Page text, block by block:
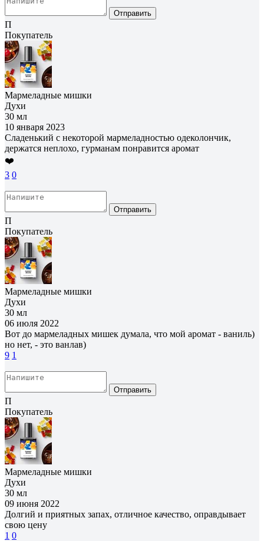
Отправить
П
Покупатель
Мармеладные мишки
Духи
30 мл
10 января 2023
Сладенький с некоторой мармеладностью одеколончик,
держатся неплохо, гурманам понравится аромат
❤️
3 0
Отправить
П
Покупатель
Мармеладные мишки
Духи
30 мл
06 июля 2022
Вот до мармеладных мишек думала, что мой аромат - ваниль)
но нет, - это ванлав)
9 1
Отправить
П
Покупатель
Мармеладные мишки
Духи
30 мл
09 июня 2022
Долгий и приятных запах, отличное качество, оправдывает
свою цену
1 0